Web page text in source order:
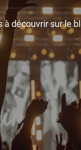
découvrir sur le